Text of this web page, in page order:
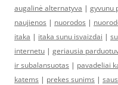
augalinė alternatyva | gyvunu
naujienos | nuorodos |
itaka | itaka sunu isvaizdai |
internetu | geriausia
ir subalansuotas | pavadeliai
katems | prekes sunims |